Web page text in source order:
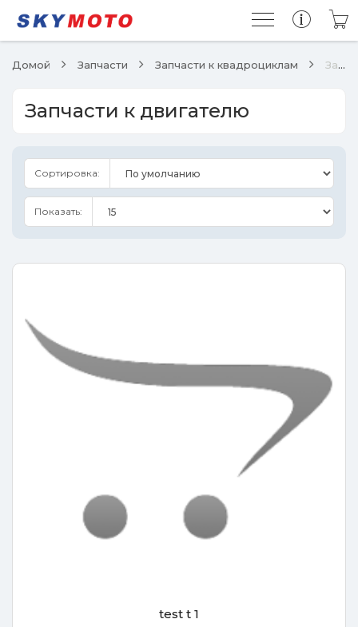
Домой Запчасти Запчасти к квадроциклам Запчасти к двигателю
Запчасти к двигателю
Сортировка:
Показать:
test t 1